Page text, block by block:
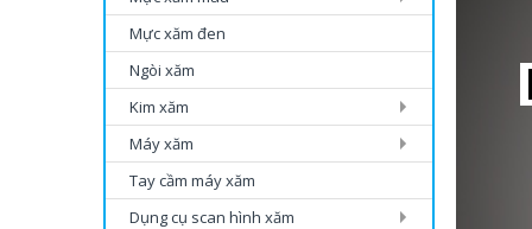
Mực xăm đen
Ngòi xăm
Kim xăm
Máy xăm
Tay cầm máy xăm
Dụng cụ scan hình xăm